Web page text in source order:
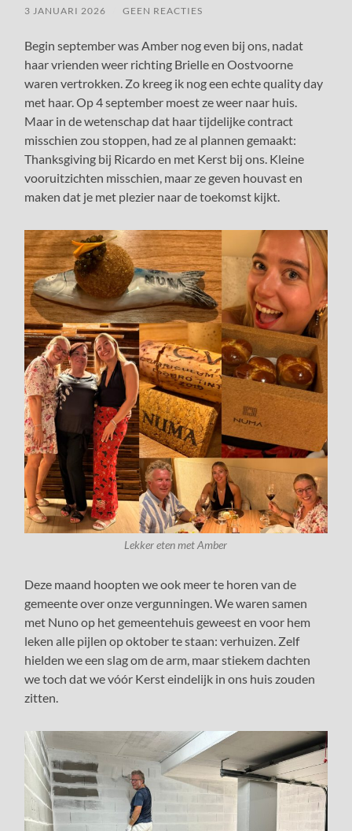
3 JANUARI 2026 GEEN REACTIES
Begin september was Amber nog even bij ons, nadat
haar vrienden weer richting Brielle en Oostvoorne
waren vertrokken. Zo kreeg ik nog een echte quality day
met haar. Op 4 september moest ze weer naar huis.
Maar in de wetenschap dat haar tijdelijke contract
misschien zou stoppen, had ze al plannen gemaakt:
Thanksgiving bij Ricardo en met Kerst bij ons. Kleine
vooruitzichten misschien, maar ze geven houvast en
maken dat je met plezier naar de toekomst kijkt.
Lekker eten met Amber
Deze maand hoopten we ook meer te horen van de
gemeente over onze vergunningen. We waren samen
met Nuno op het gemeentehuis geweest en voor hem
leken alle pijlen op oktober te staan: verhuizen. Zelf
hielden we een slag om de arm, maar stiekem dachten
we toch dat we vóór Kerst eindelijk in ons huis zouden
zitten.